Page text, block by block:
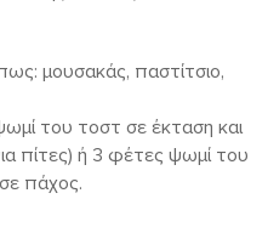
μουσακάς, παστίτσιο,
του τοστ σε έκταση και
πίτες) ή 3 φέτες ψωμί του
πάχος.